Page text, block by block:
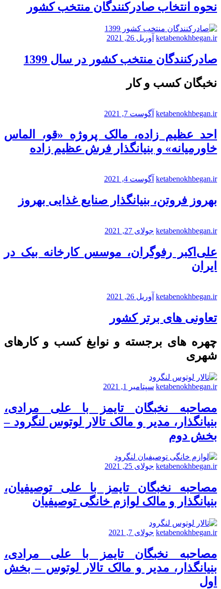
نحوه انتخاب صادرکنندگان منتخب کشور
ketabenokhbegan.ir آوریل 26, 2021
صادرکنندگان منتخب کشور در سال 1399
نخبگان کسب و کار
ketabenokhbegan.ir آگوست 7, 2021
احد عظیم زاده، مالک پروژه «قو، الماس
خاورمیانه» و بنیانگذار فرش عظیم زاده
ketabenokhbegan.ir آگوست 4, 2021
بهروز فروتن، بنیانگذار صنایع غذایی بهروز
ketabenokhbegan.ir جولای 27, 2021
علی‌اکبر رفوگران، موسس کارخانه بیک در
ایران
ketabenokhbegan.ir آوریل 26, 2021
تعاونی های برتر کشور
چهره های برجسته و نوابغ کسب و کارهای
شهری
ketabenokhbegan.ir سپتامبر 1, 2021
مصاحبه نخبگان تایمز با علی مرادی،
بنیانگذار، مدیر و مالک تالار لوتوس لنگرود –
بخش دوم
ketabenokhbegan.ir جولای 25, 2021
مصاحبه نخبگان تایمز با علی توصیفیان،
بنیانگذار و مالک لوازم خانگی توصیفیان
ketabenokhbegan.ir جولای 7, 2021
مصاحبه نخبگان تایمز با علی مرادی،
بنیانگذار، مدیر و مالک تالار لوتوس – بخش
اول